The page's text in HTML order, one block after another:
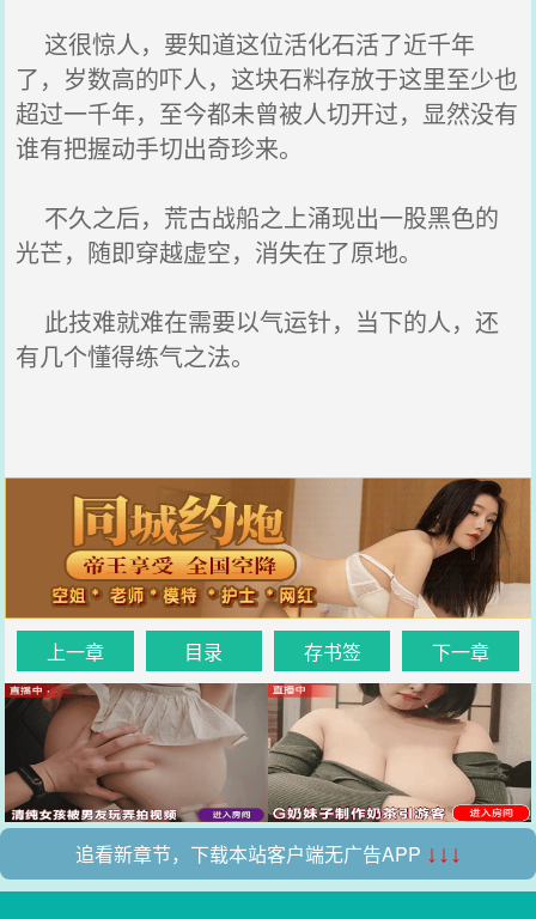
这很惊人，要知道这位活化石活了近千年
了，岁数高的吓人，这块石料存放于这里至少也
超过一千年，至今都未曾被人切开过，显然没有
谁有把握动手切出奇珍来。
不久之后，荒古战船之上涌现出一股黑色的
光芒，随即穿越虚空，消失在了原地。
此技难就难在需要以气运针，当下的人，还
有几个懂得练气之法。
上一章 目录 存书签 下一章
追看新章节，下载本站客户端无广告APP ↓↓↓